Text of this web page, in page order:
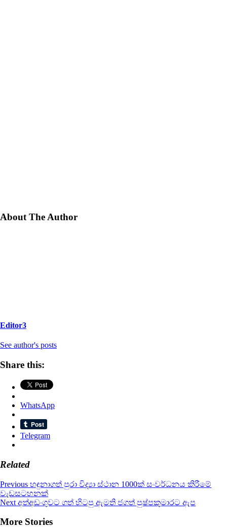
About The Author
Editor3
See author's posts
Share this:
WhatsApp
Telegram
Related
Continue
Reading
Previous හඳුනාගත් පුරා විද්‍යා ස්ථාන 1000ක් සංවර්ධනය කිරීමේ
වැඩසටහනක්
Next අත්අඩංගුවට ගත් හිටපු ඇමති ජගත් පුෂ්පකුමාරට ඇප
More Stories